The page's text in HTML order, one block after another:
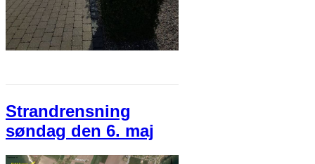
Strandrensning
søndag den 6. maj